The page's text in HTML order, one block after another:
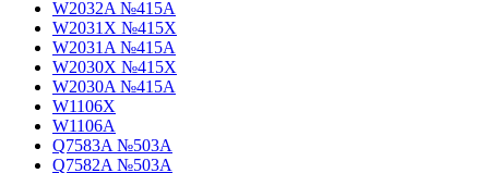
W2032A №415A
W2031X №415X
W2031A №415A
W2030X №415X
W2030A №415A
W1106X
W1106A
Q7583A №503A
Q7582A №503A